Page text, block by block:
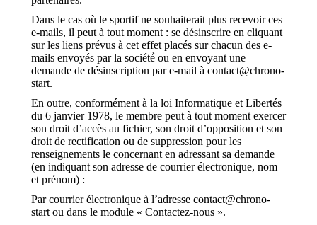
Dans le cas où le sportif ne souhaiterait plus recevoir ces
e-mails, il peut à tout moment : se désinscrire en cliquant
sur les liens prévus à cet effet placés sur chacun des e-
mails envoyés par la société́ ou en envoyant une
demande de désinscription par e-mail à contact@chrono-
start.
En outre, conformément à la loi Informatique et Libertés
du 6 janvier 1978, le membre peut à tout moment exercer
son droit d’accès au fichier, son droit d’opposition et son
droit de rectification ou de suppression pour les
renseignements le concernant en adressant sa demande
(en indiquant son adresse de courrier électronique, nom
et prénom) :
Par courrier électronique à l’adresse contact@chrono-
start ou dans le module « Contactez-nous ».